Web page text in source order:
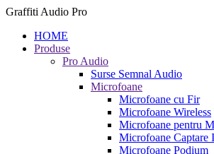
Graffiti Audio Pro
HOME
Produse
Pro Audio
Surse Semnal Audio
Microfoane
Microfoane cu Fir
Microfoane Wireless
Microfoane pentru
Microfoane Captare
Microfoane Podium